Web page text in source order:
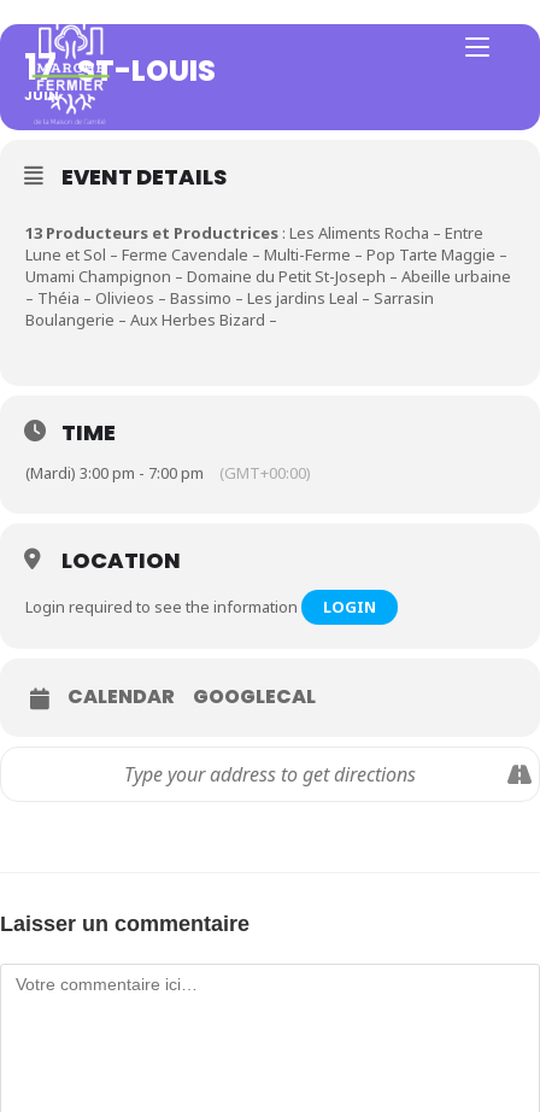
17
JUIN
ST-LOUIS
EVENT DETAILS
13 Producteurs et Productrices : Les Aliments Rocha – Entre
Lune et Sol – Ferme Cavendale – Multi-Ferme – Pop Tarte Maggie –
Umami Champignon – Domaine du Petit St-Joseph – Abeille urbaine
– Théia – Olivieos – Bassimo – Les jardins Leal – Sarrasin
Boulangerie – Aux Herbes Bizard –
TIME
(Mardi) 3:00 pm - 7:00 pm (GMT+00:00)
LOCATION
Login required to see the information LOGIN
CALENDAR GOOGLECAL
Laisser un commentaire